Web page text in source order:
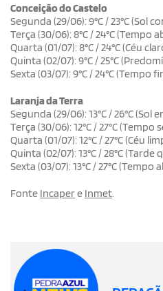
Conceição do Castelo
Segunda (29/06): 9°C / 23°C (Sol
Terça (30/06): 8°C / 24°C (Tempo
Quarta (01/07): 8°C / 24°C (Céu
Quinta (02/07): 9°C / 25°C
Sexta (03/07): 9°C / 24°C (Tempo
Laranja da Terra
Segunda (29/06): 13°C / 26°C
Terça (30/06): 12°C / 27°C
Quarta (01/07): 12°C / 27°C (Céu
Quinta (02/07): 13°C / 28°C (Tarde
Sexta (03/07): 13°C / 27°C (Tempo
Fonte Incapere Inmet.